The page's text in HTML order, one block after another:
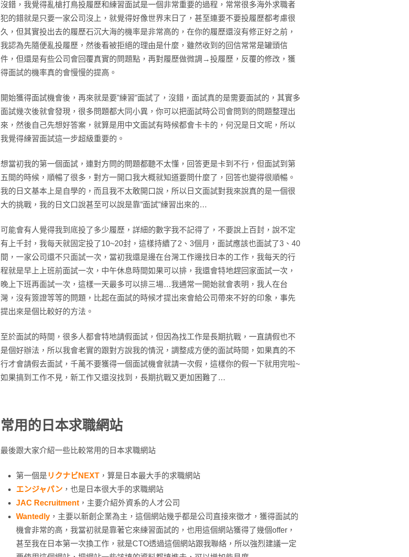
沒錯，我覺得亂槍打鳥投履歷和練習面試是一個非常重要的過程，常常很多海外求職者
犯的錯就是只要一家公司沒上，就覺得好像世界末日了，甚至連要不要投履歷都考慮很
久，但其實投出去的履歷石沉大海的機率是非常高的，在你的履歷還沒有修正好之前，
我認為先隨便亂投履歷，然後看被拒絕的理由是什麼，雖然收到的回信常常是罐頭信
件，但還是有些公司會回覆真實的問題點，再對履歷做微調→投履歷，反覆的修改，獲
得面試的機率真的會慢慢的提高。
開始獲得面試機會後，再來就是要”練習”面試了，沒錯，面試真的是需要面試的，其實多
面試幾次後就會發現，很多問題都大同小異，你可以把面試時公司會問到的問題整理出
來，然後自己先想好答案，就算是用中文面試有時候都會卡卡的，何況是日文呢，所以
我覺得練習面試這一步超級重要的。
想當初我的第一個面試，連對方問的問題都聽不太懂，回答更是卡到不行，但面試到第
五間的時候，順暢了很多，對方一開口我大概就知道要問什麼了，回答也變得很順暢。
我的日文基本上是自學的，而且我不太敢開口說，所以日文面試對我來說真的是一個很
大的挑戰，我的日文口說甚至可以說是靠”面試”練習出來的…
可能會有人覺得我到底投了多少履歷，詳細的數字我不記得了，不要說上百封，說不定
有上千封，我每天就固定投了10~20封，這樣持續了2、3個月，面試應該也面試了3、40
間，一家公司還不只面試一次，當初我還是邊在台灣工作邊找日本的工作，我每天的行
程就是早上上班前面試一次，中午休息時間如果可以排，我還會特地趕回家面試一次，
晚上下班再面試一次，這樣一天最多可以排三場…我通常一開始就會表明，我人在台
灣，沒有簽證等等的問題，比起在面試的時候才提出來會給公司帶來不好的印象，事先
提出來是個比較好的方法。
至於面試的時間，很多人都會特地請假面試，但因為找工作是長期抗戰，一直請假也不
是個好辦法，所以我會老實的跟對方說我的情況，調整成方便的面試時間，如果真的不
行才會請假去面試，千萬不要獲得一個面試機會就請一次假，這樣你的假一下就用完啦~
如果搞到工作不見，新工作又還沒找到，長期抗戰又更加困難了…
常用的日本求職網站
最後跟大家介紹一些比較常用的日本求職網站
第一個是 リクナビNEXT ，算是日本最大手的求職網站
エンジャパン ，也是日本很大手的求職網站
JAC Recruitment ，主要介紹外資系的人才公司
Wantedly ，主要以新創企業為主，這個網站幾乎都是公司直接來徵才，獲得面試的
機會非常的高，我當初就是靠著它來練習面試的，也用這個網站獲得了幾個offer，
甚至我在日本第一次換工作，就是CTO透過這個網站跟我聯絡，所以強烈建議一定